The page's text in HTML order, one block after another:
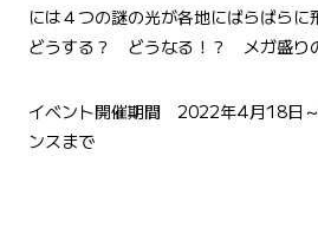
には４つの謎の光が各地にばらばらに
どうする？ どうなる！？ メガ盛り
イベント開催期間 2022年4月18日
ンスまで